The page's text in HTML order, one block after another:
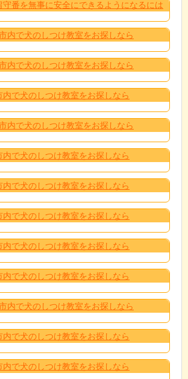
守番を無事に安全にできるようになるには
内で犬のしつけ教室をお探しなら
内で犬のしつけ教室をお探しなら
内で犬のしつけ教室をお探しなら
内で犬のしつけ教室をお探しなら
内で犬のしつけ教室をお探しなら
内で犬のしつけ教室をお探しなら
内で犬のしつけ教室をお探しなら
内で犬のしつけ教室をお探しなら
内で犬のしつけ教室をお探しなら
内で犬のしつけ教室をお探しなら
内で犬のしつけ教室をお探しなら
内で犬のしつけ教室をお探しなら